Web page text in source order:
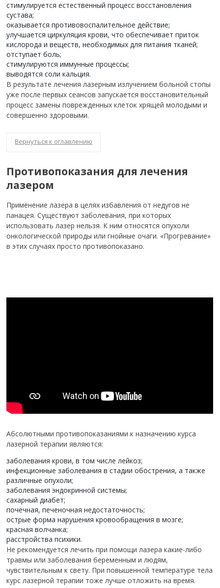
стимулируется естественный процесс восстановления
сустава;
оказывается противовоспалительное действие;
улучшается циркуляция крови, что обеспечивает приток
кислорода и веществ, необходимых для питания тканей;
отступает боль;
стимулируются иммунные процессы;
выводятся соли кальция.
В результате лечения лазерным излучением больной стопы
уже после первых сеансов запускается восстановительный
процесс замены поврежденных клеток хрящей молодыми и
совершенно здоровыми.
Вернуться к оглавлению
Противопоказания для лечения
лазером
Применение лазера в целях избавления от недугов не
панацея. Существуют заболевания, при которых
использовать лазер нельзя. К ним относятся опухоли
онкологической природы или гнойные очаги. «Прогревание»
в этих случаях просто противопоказано.
Абсолютными противопоказаниями к назначению курса
лазерной терапии являются:
заболевания крови, в том числе лейкоз;
инфекционные заболевания в стадии обострения, а также
различные опухоли;
заболевания эндокринной системы;
сахарный диабет;
почечная, печеночная недостаточность;
острые форма нарушения кровообращения в мозге;
красная волчанка;
расстройства психики.
Не рекомендуется лечить при помощи лазера какие-либо
травмы или заболевания беременным и людям,
чувствительным к свету. При повышенной температуре тела
курс лазерной терапии тоже лучше отложить на время.